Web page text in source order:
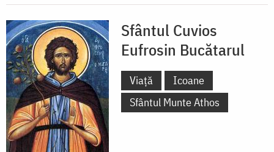
Sfântul Cuvios
Eufrosin Bucătarul
Viață
Icoane
Sfântul Munte Athos